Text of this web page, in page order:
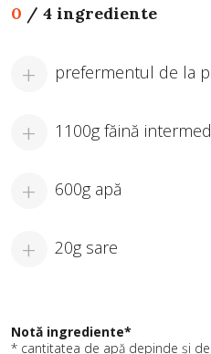
0 / 4 ingrediente
prefermentul de la
1100g făină
600g apă
20g sare
Notă ingrediente*
* cantitatea de apă depinde și